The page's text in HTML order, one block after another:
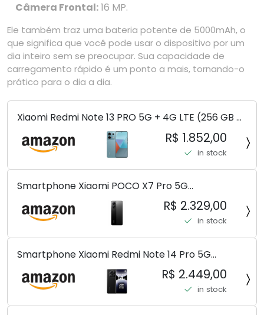
Câmera Frontal:16 MP.
Ele também traz uma bateria potente de 5000mAh, o
que significa que você pode usar o dispositivo por um
dia inteiro sem se preocupar. Sua capacidade de
carregamento rápido é um ponto a mais, tornando-o
prático para o dia a dia.
Xiaomi Redmi Note 13 PRO 5G + 4G LTE (256 GB +
8 GB) 200 MP Triplo (Mobile Mint Tello e) +
(Pacote de carregador duplo de carro rápido)
(Ocean Teal (ROM))
R$ 1.852,00
in stock
Smartphone Xiaomi POCO X7 Pro 5G
8+256GB/12+256GB/12+512GB
R$ 2.329,00
in stock
Smartphone Xiaomi Redmi Note 14 Pro 5G
Midnight Black (Preto) 12GB RAM 512GB ROM NFC
[ 24090RA29G ]
R$ 2.449,00
in stock